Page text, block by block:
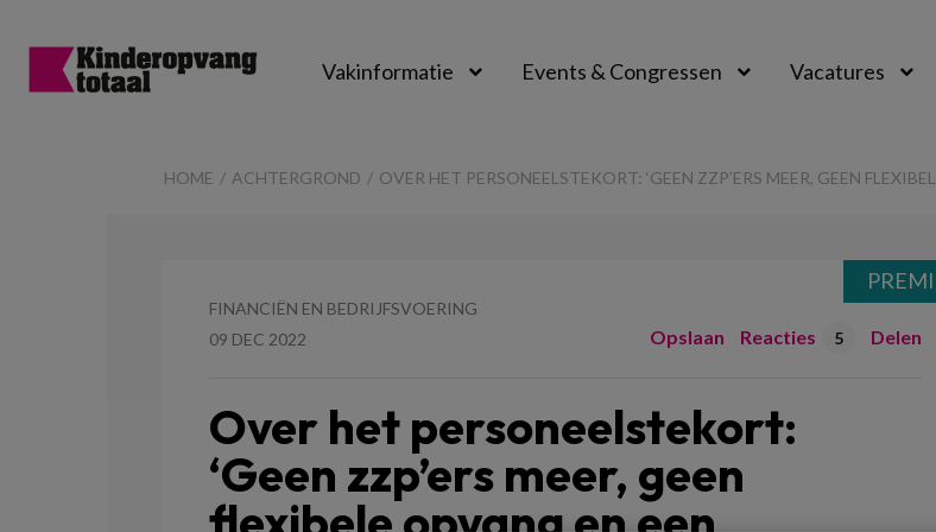
Vakinformatie Events & Congressen Vacatures
HOME ACHTERGROND OVER HET PERSONEELSTEKORT: ‘GEEN ZZP’ERS MEER, GEEN
FINANCIËN EN BEDRIJFSVOERING
09 DEC 2022
Opslaan Reacties 5 Delen
Over het personeelstekort:
‘Geen zzp’ers meer, geen